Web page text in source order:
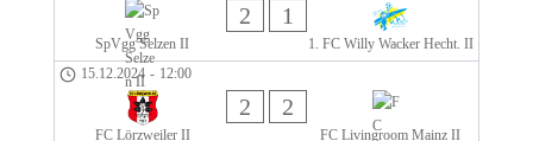
SpVgg Selzen II
2 1
1. FC Willy Wacker Hecht. II
15.12.2024 - 12:00
FC Lörzweiler II
2 2
FC Livingroom Mainz II